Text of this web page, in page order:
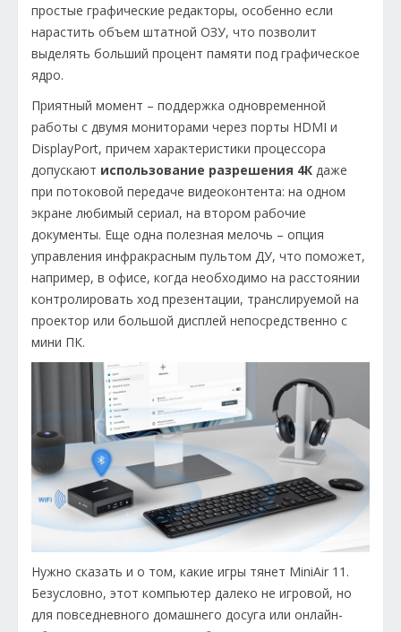
простые графические редакторы, особенно если
нарастить объем штатной ОЗУ, что позволит
выделять больший процент памяти под графическое
ядро.
Приятный момент – поддержка одновременной
работы с двумя мониторами через порты HDMI и
DisplayPort, причем характеристики процессора
допускают использование разрешения 4К даже
при потоковой передаче видеоконтента: на одном
экране любимый сериал, на втором рабочие
документы. Еще одна полезная мелочь – опция
управления инфракрасным пультом ДУ, что поможет,
например, в офисе, когда необходимо на расстоянии
контролировать ход презентации, транслируемой на
проектор или большой дисплей непосредственно с
мини ПК.
Нужно сказать и о том, какие игры тянет MiniAir 11.
Безусловно, этот компьютер далеко не игровой, но
для повседневного домашнего досуга или онлайн-